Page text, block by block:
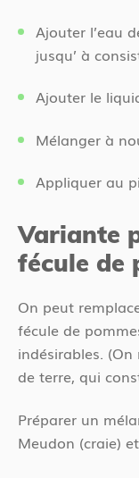
Ajouter l’eau
jusqu’ à
Ajouter le
Mélanger à
Appliquer au
Variante
fécule de
On peut
fécule de
indésirables.
de terre, qui
Préparer un
Meudon (craie)